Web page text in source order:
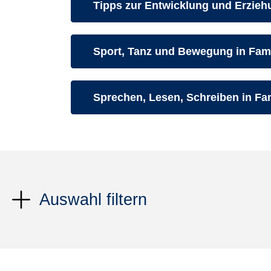
Kurse des folgenden
Tipps zur Entwicklung und
Kurse des folgenden
Sport, Tanz und Bewegung in
Kurse des folgenden
Sprechen, Lesen, Schreiben in
Auswahl filtern